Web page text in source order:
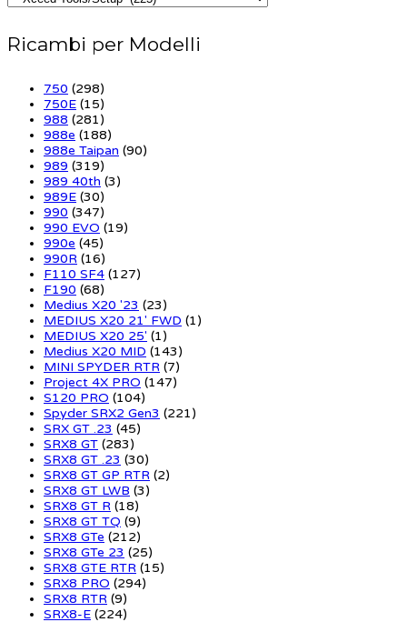
Ricambi per Modelli
750 (298)
750E (15)
988 (281)
988e (188)
988e Taipan (90)
989 (319)
989 40th (3)
989E (30)
990 (347)
990 EVO (19)
990e (45)
990R (16)
F110 SF4 (127)
F190 (68)
Medius X20 '23 (23)
MEDIUS X20 21' FWD (1)
MEDIUS X20 25' (1)
Medius X20 MID (143)
MINI SPYDER RTR (7)
Project 4X PRO (147)
S120 PRO (104)
Spyder SRX2 Gen3 (221)
SRX GT .23 (45)
SRX8 GT (283)
SRX8 GT .23 (30)
SRX8 GT GP RTR (2)
SRX8 GT LWB (3)
SRX8 GT R (18)
SRX8 GT TQ (9)
SRX8 GTe (212)
SRX8 GTe 23 (25)
SRX8 GTE RTR (15)
SRX8 PRO (294)
SRX8 RTR (9)
SRX8-E (224)